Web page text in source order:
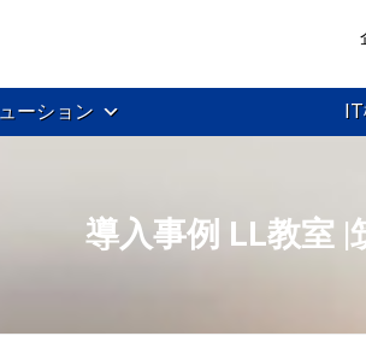
ーション
導入事例 LL教室 |